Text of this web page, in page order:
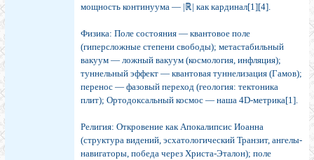
мощность континуума — |ℝ| как кардинал[1][4].
Физика: Поле состояния — квантовое поле
(гиперсложные степени свободы); метастабильный
вакуум — ложный вакуум (космология, инфляция);
туннельный эффект — квантовая туннелизация (Гамов);
перенос — фазовый переход (геология: тектоника
плит); Ортодоксальный космос — наша 4D-метрика[1].
Религия: Откровение как Апокалипсис Иоанна
(структура видений, эсхатологический Транзит, ангелы-
навигаторы, победа через Христа-Эталон); поле